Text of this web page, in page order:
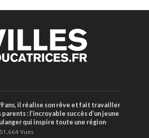
ans, il réalise son rêve et fait travailler
parents : l’incroyable succès d’un jeune
qui inspire toute une région
51,664 Vues